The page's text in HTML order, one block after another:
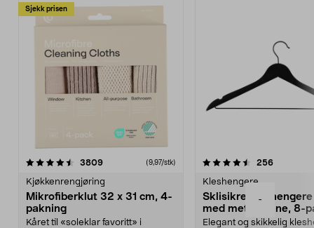
-
Sjekk prisen
3809anmeldelser(9,97/stk)
Kjøkkenrengjøring
Mikrofiberklut 32 x 31 cm, 4-
pakning
Kåret til «soleklar favoritt» i
4.5av 5 stjerner 256
Kleshengere
Sklisikre
med metallpinne, 8-
Elegant og skikkelig
4.5av 5 stjerner